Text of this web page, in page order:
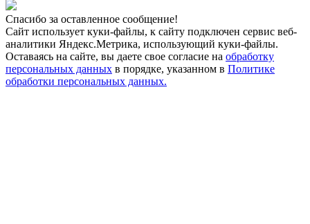
Спасибо за оставленное сообщение!
Сайт использует куки-файлы, к сайту подключен сервис веб-
аналитики Яндекс.Метрика, использующий куки-файлы.
Оставаясь на сайте, вы даете свое согласие на обработку
персональных данных в порядке, указанном в Политике
обработки персональных данных.